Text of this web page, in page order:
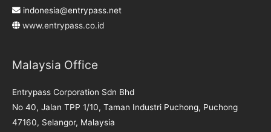
indonesia@entrypass.net
www.entrypass.co.id
Malaysia Office
Entrypass Corporation Sdn Bhd
No 40, Jalan TPP 1/10, Taman Industri Puchong, Puchong
47160, Selangor, Malaysia